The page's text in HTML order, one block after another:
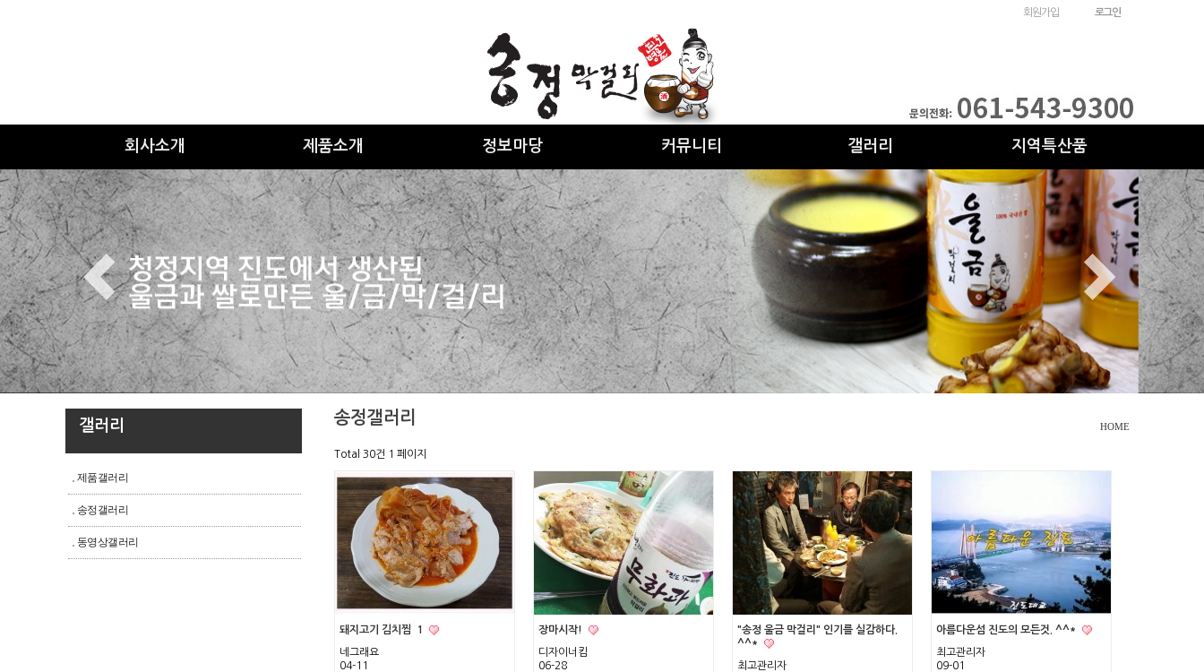
회원가입 로그인
회사소개 제품소개 정보마당 커뮤니티 갤러리 지역특산품
갤러리
제품갤러리
송정갤러리
동영상갤러리
송정갤러리 HOME
Total 30건 1 페이지
돼지고기 김치찜 1
네그래요
04-11
장마시작!
디자이너킴
06-28
"송정 울금 막걸리" 인기를 실감하다.
^^*
최고관리자
아름다운섬 진도의 모든것. ^^*
최고관리자
09-01